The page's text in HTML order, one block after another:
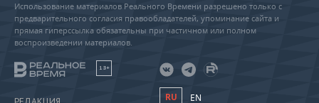
Использование материалов Реального Времени разрешено только с
предварительного согласия правообладателей, упоминание сайта и
прямая гиперссылка обязательны при частичном или полном
воспроизведении материалов.
18+
RU EN